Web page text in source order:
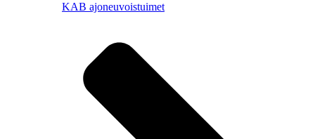
KAB ajoneuvoistuimet